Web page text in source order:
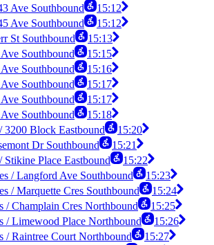
Ave Southbound
15:12
Ave Southbound
15:12
St Southbound
15:13
Southbound
15:15
Southbound
15:16
Southbound
15:17
Southbound
15:17
Southbound
15:18
3200 Block Eastbound
15:20
Dr Southbound
15:21
Place Eastbound
15:22
/ Langford Ave Southbound
15:23
/ Marquette Cres Southbound
15:24
/ Champlain Cres Northbound
15:25
/ Limewood Place Northbound
15:26
/ Raintree Court Northbound
15:27